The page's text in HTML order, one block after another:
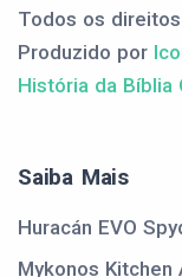
Todos os
Produzido por
História da Bíblia
Saiba Mais
Huracán EVO
Mykonos Kitchen